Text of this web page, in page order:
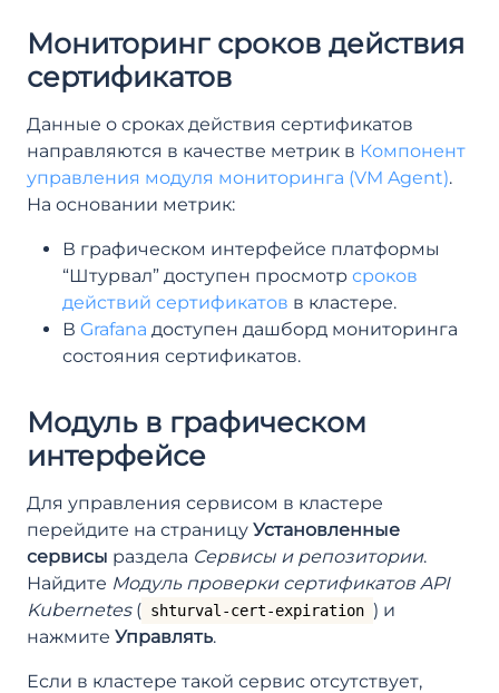
Мониторинг сроков действия
сертификатов
Данные о сроках действия сертификатов
направляются в качестве метрик в Компонент
управления модуля мониторинга (VM Agent).
На основании метрик:
В графическом интерфейсе платформы
“Штурвал” доступен просмотр сроков
действий сертификатов в кластере.
В Grafana доступен дашборд мониторинга
состояния сертификатов.
Модуль в графическом
интерфейсе
Для управления сервисом в кластере
перейдите на страницу Установленные
сервисы раздела Сервисы и репозитории.
Найдите Модуль проверки сертификатов API
Kubernetes( shturval-cert-expiration ) и
нажмите Управлять.
Если в кластере такой сервис отсутствует,